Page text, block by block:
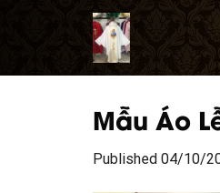
Mẫu Áo
Published 04/10/